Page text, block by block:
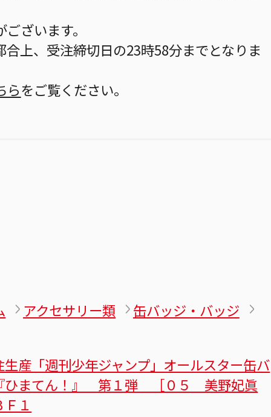
ざいます。
上、受注締切日の23時58分までとなりま
らをご覧ください。
アクセサリー類 缶バッジ・バッジ
生産「週刊少年ジャンプ」オールスター缶バ
まてん！』 第１弾 ［０５ 美野妃眞
１